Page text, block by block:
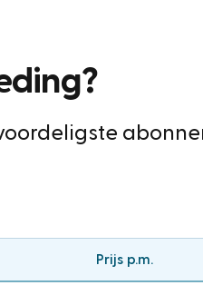
Prijs p.m.